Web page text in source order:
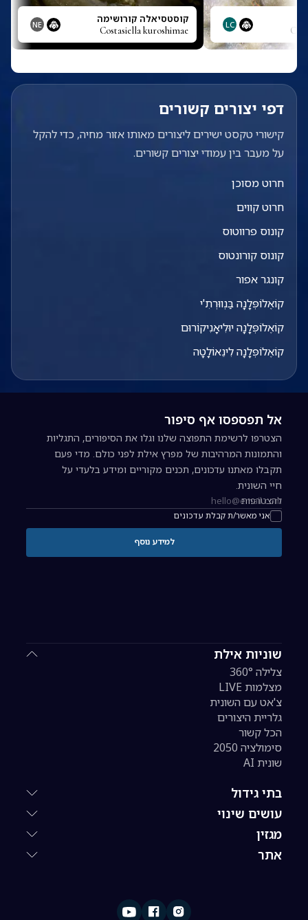
LC קוסטסיאלה קורושימה
Costasiella kuroshimae
NE
דפי יצורים קשורים
קישורי טקסט ישירים ליצורים מאותו אזור מחיה, כדי להקל
על מעבר בין עמודי יצורים קשורים.
חרוט מסוכן
חרוט קווים
קונוס פרווטוס
קונוס קורונטוס
קונגר אפור
קוֹאֶלוֹפְּלָנָה בַּנְווּרְתִ'י
קוֹאֶלוֹפְּלָנָה יוּלִיאָנִיקוֹרוּם
קוֹאֶלוֹפְּלָנָה לִינֵאוֹלָטָה
שוניות אילת
צלילה 360°
מצלמות LIVE
צ'אט עם השונית
גלריית היצורים
הכל קשור
סימולציה 2050
שונית AI
בתי גידול
עושים שינוי
מגזין
אתר
אל תפספסו אף סיפור
הצטרפו לרשימת התפוצה שלנו וגלו את הסיפורים, התגליות
והתמונות המרהיבות של מפרץ אילת לפני כולם. מדי פעם
תקבלו מאתנו עדכונים, תכנים מקוריים ומידע בלעדי על
חיי השונית.
כתובת אימייל להרשמה לניוזלטר
אני מאשר/ת קבלת עדכונים
להצטרפות
למידע נוסף